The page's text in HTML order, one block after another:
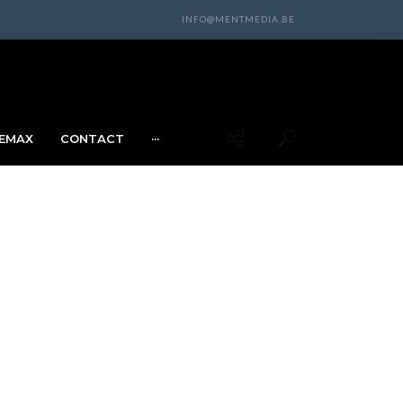
INFO@MENTMEDIA.BE
CONTACT ···